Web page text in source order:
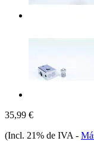
35,99 €
(Incl. 21% de IVA -